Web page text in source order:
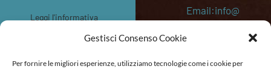
Gestisci Consenso Cookie
Per fornire le migliori esperienze, utilizziamo tecnologie come i cookie per
Leggi l'informativa
INVIA
Email:info@
etro.eu